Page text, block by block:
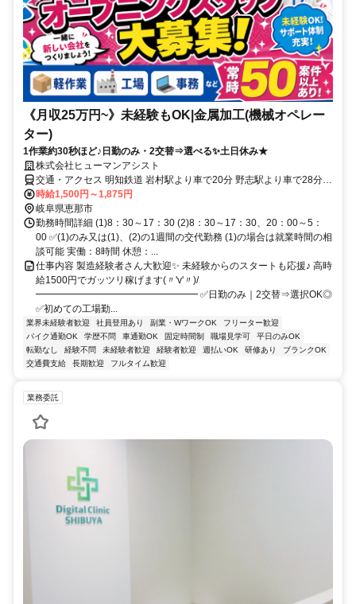
《月収25万円~》未経験もOK|金属加工(機械オペレー
ター)
1作業約30秒ほど♪日勤のみ・2交替⇒選べる✨土日休み★
株式会社ヒューマンアシスト
交通・アクセス 明知鉄道 岩村駅より車で20分 野志駅より車で28分
明智駅より車で30分（派遣先）
時給1,500円～1,875円
岐阜県恵那市
勤務時間詳細 (1)8：30～17：30 (2)8：30～17：30、20：00～5：
00 ✅(1)のみ又は(1)、(2)の1週間の交代勤務 (1)の場合は就業時間の相
談可能 実働：8時間 休憩：...
仕事内容 製造経験者さん大歓迎✨ 未経験からのスタートも応援♪ 高時
給1500円でガッツリ稼げます(〃'v'〃)/
━━━━━━━━━━━━━━━━━ ✅日勤のみ｜2交替⇒選択OK◎
✅初めての工場勤...
業界未経験者歓迎 社員登用あり 副業・WワークOK
フリーター歓迎
バイク通勤OK
学歴不問 車通勤OK 固定時間制 職場見学可
平日のみOK
転勤なし
経験不問 未経験者歓迎 経験者歓迎 週払いOK 研修あり
ブランクOK
交通費支給
長期歓迎 フルタイム歓迎
業務委託